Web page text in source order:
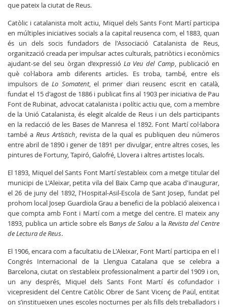
que pateix la ciutat de Reus.
Catòlic i catalanista molt actiu, Miquel dels Sants Font Martí participa
en múltiples iniciatives socials a la capital reusenca com, el 1883, quan
és un dels socis fundadors de l'Associació Catalanista de Reus,
organització creada per impulsar actes culturals, patriòtics i econòmics
ajudant-se del seu òrgan d’expressió La Veu del Camp, publicació en
què col·labora amb diferents articles. Es troba, també, entre els
impulsors deLo Somatent, el primer diari reusenc escrit en català,
fundat el 15 d'agost de 1886 i publicat fins al 1903 per iniciativa de Pau
Font de Rubinat, advocat catalanista i polític actiu que, com a membre
de la Unió Catalanista, és elegit alcalde de Reus i un dels participants
en la redacció de les Bases de Manresa el 1892. Font Martí col·labora
també a Reus Artístich, revista de la qual es publiquen deu números
entre abril de 1890 i gener de 1891 per divulgar, entre altres coses, les
pintures de Fortuny, Tapiró, Galofré, Llovera i altres artistes locals.
El 1893, Miquel del Sants Font Martí s’estableix com a metge titular del
municipi de L'Aleixar, petita vila del Baix Camp que acaba d'inaugurar,
el 26 de juny del 1892, l'Hospital-Asil-Escola de Sant Josep, fundat pel
prohom local Josep Guardiola Grau a benefici de la població aleixenca i
que compta amb Font i Martí com a metge del centre. El mateix any
1893, publica un article sobre els Banys de Salou a laRevista del Centre
de Lectura de Reus.
El 1906, encara com a facultatiu de L'Aleixar, Font Martí participa en el I
Congrés Internacional de la Llengua Catalana que se celebra a
Barcelona, ciutat on s’estableix professionalment a partir del 1909 i on,
un any després, Miquel dels Sants Font Martí és cofundador i
vicepresident del Centre Catòlic Obrer de Sant Vicenç de Paül, entitat
on s’institueixen unes escoles nocturnes per als fills dels treballadors i